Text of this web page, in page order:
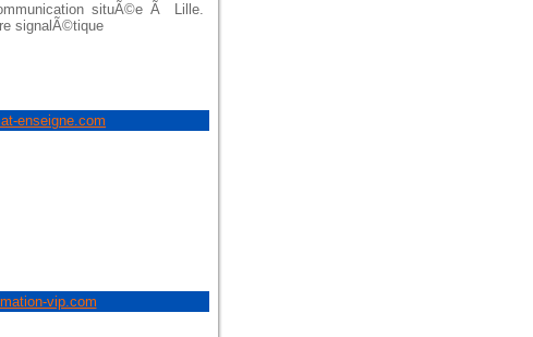
situÃ©e Ã Lille.
signalÃ©tique
enseigne.com
vip.com